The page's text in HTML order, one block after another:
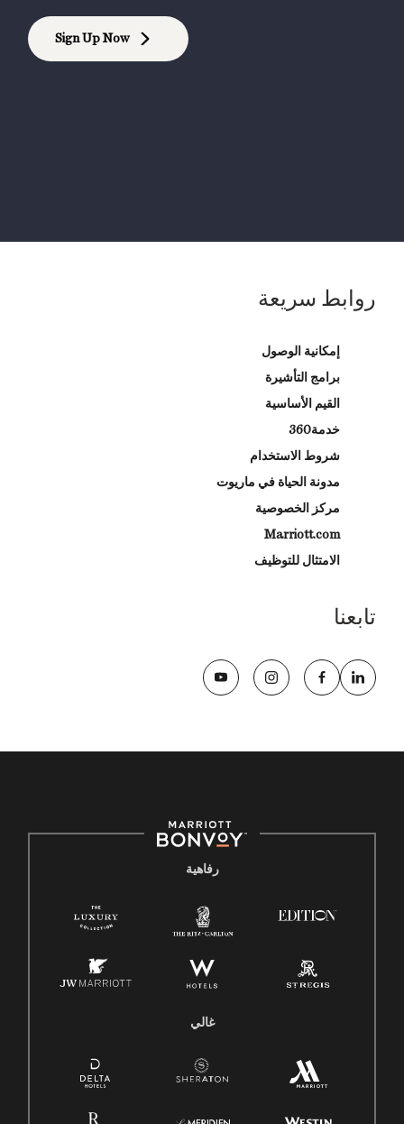
Sign Up Now
روابط سريعة
إمكانية الوصول
برامج التأشيرة
القيم الأساسية
خدمة360
شروط الاستخدام
مدونة الحياة في ماريوت
مركز الخصوصية
Marriott.com
الامتثال للتوظيف
تابعنا
رفاهية
غالي